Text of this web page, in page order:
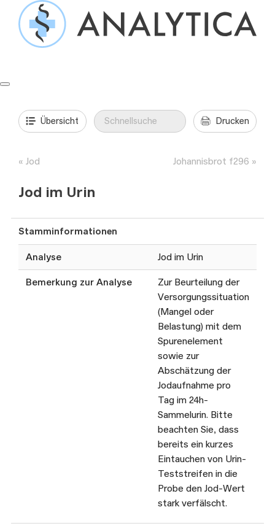
Springe
Inhalt
Übersicht Drucken
Jod Johannisbrot f296
Jod im Urin
Stamminformationen
Analyse Jod im Urin
Bemerkung zur Analyse
Zur Beurteilung der
Versorgungssituation
(Mangel oder
Belastung) mit dem
Spurenelement
sowie zur
Abschätzung der
Jodaufnahme pro
Tag im 24h-
Sammelurin. Bitte
beachten Sie, dass
bereits ein kurzes
Eintauchen von Urin-
Teststreifen in die
Probe den Jod-Wert
stark verfälscht.